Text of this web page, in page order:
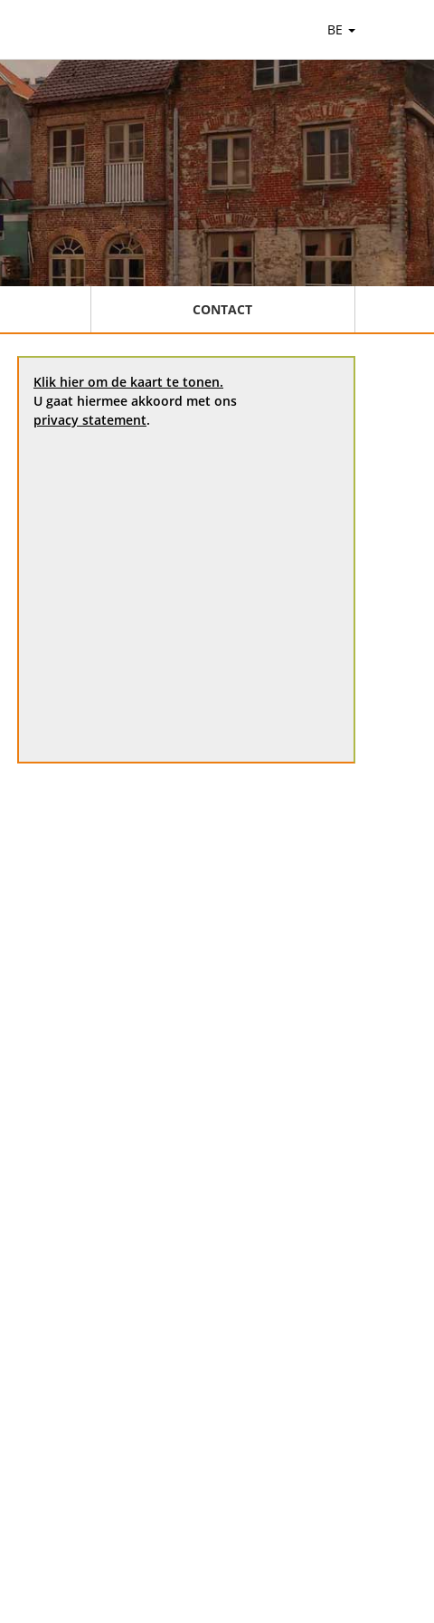
BE
CONTACT
Klik hier om de kaart te tonen.
U gaat hiermee akkoord met ons
privacy statement.